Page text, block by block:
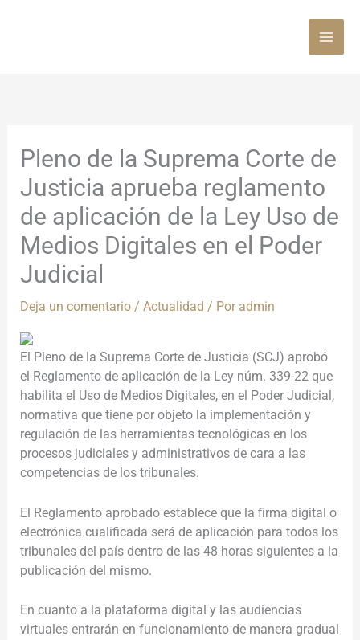
Pleno de la Suprema Corte de
Justicia aprueba reglamento
de aplicación de la Ley Uso de
Medios Digitales en el Poder
Judicial
Deja un comentario / Actualidad / Por admin
El Pleno de la Suprema Corte de Justicia (SCJ) aprobó
el Reglamento de aplicación de la Ley núm. 339-22 que
habilita el Uso de Medios Digitales, en el Poder Judicial,
normativa que tiene por objeto la implementación y
regulación de las herramientas tecnológicas en los
procesos judiciales y administrativos de cara a las
competencias de los tribunales.
El Reglamento aprobado establece que la firma digital o
electrónica cualificada será de aplicación para todos los
tribunales del país dentro de las 48 horas siguientes a la
publicación del mismo.
En cuanto a la plataforma digital y las audiencias
virtuales entrarán en funcionamiento de manera gradual